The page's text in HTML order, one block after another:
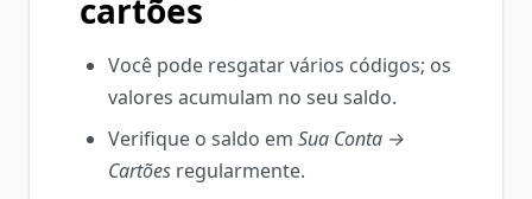
cartões
Você pode resgatar vários códigos; os
valores acumulam no seu saldo.
Verifique o saldo em Sua Conta →
Cartõesregularmente.